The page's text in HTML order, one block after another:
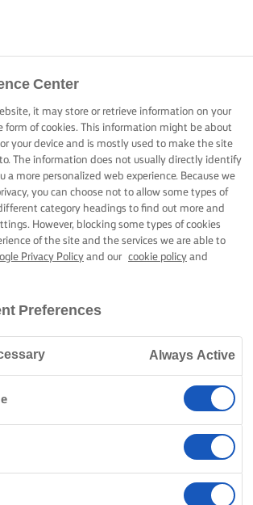
Center
it may store or retrieve information on your
form of cookies. This information might be about
your device and is mostly used to make the site
The information does not usually directly identify
a more personalized web experience. Because we
you can choose not to allow some types of
category headings to find out more and
However, blocking some types of cookies
of the site and the services we are able to
Privacy Policy and our cookie policy and
Preferences
Always Active